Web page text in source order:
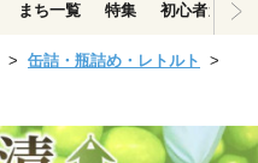
まち一覧 特集 初心者ガイド
缶詰・瓶詰め・レトルト